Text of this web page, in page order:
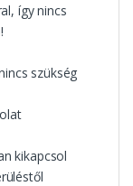
így nincs
szükség
kikapcsol